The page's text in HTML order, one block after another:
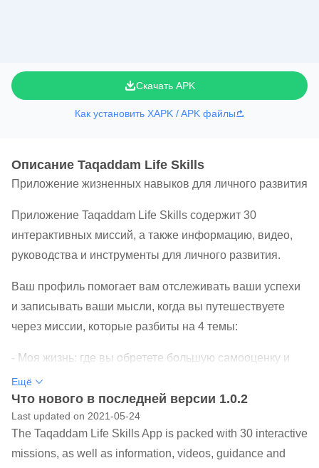
Скачать APK
Как установить XAPK / APK файлы
Oписание Taqaddam Life Skills
Приложение жизненных навыков для личного развития
Приложение Taqaddam Life Skills содержит 30
интерактивных миссий, а также информацию, видео,
руководства и инструменты для личного развития.
Ваш профиль помогает вам отслеживать ваши успехи
и записывать ваши мысли, когда вы путешествуете
через миссии, которые разбиты на 4 темы:
- Моя жизнь: где вы обретете большую самооценку и
узнаете ценности, уверенность и цель.
- Мои жизненные навыки: где вы будете открывать и
развивать свои жизненные навыки, включая
творческий подход, критическое мышление и
сотрудничество.
Ещё
Что нового в последней версии 1.0.2
Last updated on 2021-05-24
The Taqaddam Life Skills App is packed with 30 interactive
missions, as well as information, videos, guidance and